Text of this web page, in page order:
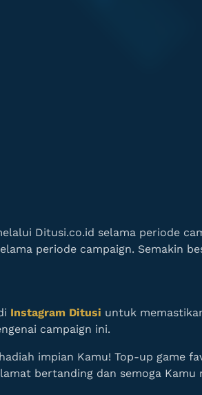
Ditusi.co.id selama periode
periode campaign. Semakin
Instagram Ditusi untuk
campaign ini.
impian Kamu! Top-up game
bertanding dan semoga Kamu